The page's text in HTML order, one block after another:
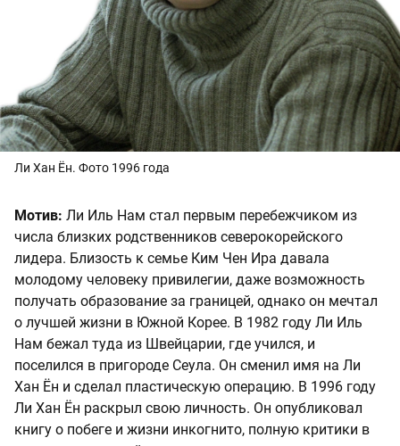
Ли Хан Ён. Фото 1996 года
Мотив: Ли Иль Нам стал первым перебежчиком из
числа близких родственников северокорейского
лидера. Близость к семье Ким Чен Ира давала
молодому человеку привилегии, даже возможность
получать образование за границей, однако он мечтал
о лучшей жизни в Южной Корее. В 1982 году Ли Иль
Нам бежал туда из Швейцарии, где учился, и
поселился в пригороде Сеула. Он сменил имя на Ли
Хан Ён и сделал пластическую операцию. В 1996 году
Ли Хан Ён раскрыл свою личность. Он опубликовал
книгу о побеге и жизни инкогнито, полную критики в